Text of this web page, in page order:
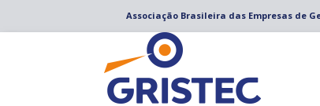
Associação Brasileira das Empresas de